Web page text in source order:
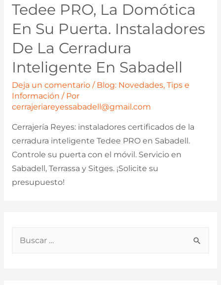
Tedee PRO, La Domótica
En Su Puerta. Instaladores
De La Cerradura
Inteligente En Sabadell
Deja un comentario / Blog: Novedades, Tips e
Información / Por
cerrajeriareyessabadell@gmail.com
Cerrajería Reyes: instaladores certificados de la
cerradura inteligente Tedee PRO en Sabadell.
Controle su puerta con el móvil. Servicio en
Sabadell, Terrassa y Sitges. ¡Solicite su
presupuesto!